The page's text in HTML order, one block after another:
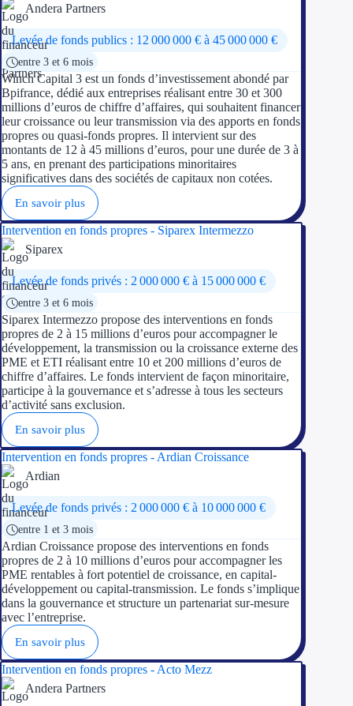
Andera Partners
Levée de fonds publics : 12 000 000 € à 45 000 000 €
entre 3 et 6 mois
Winch Capital 3 est un fonds d’investissement abondé par
Bpifrance, dédié aux entreprises réalisant entre 30 et 300
millions d’euros de chiffre d’affaires, qui souhaitent financer
leur croissance ou leur transmission via des apports en fonds
propres ou quasi-fonds propres. Il intervient sur des
montants de 12 à 45 millions d’euros, pour une durée de 3 à
5 ans, en prenant des participations minoritaires
significatives dans des sociétés de capitaux non cotées.
En savoir plus
Intervention en fonds propres - Siparex Intermezzo
Siparex
Levée de fonds privés : 2 000 000 € à 15 000 000 €
entre 3 et 6 mois
Siparex Intermezzo propose des interventions en fonds
propres de 2 à 15 millions d’euros pour accompagner le
développement, la transmission ou la croissance externe des
PME et ETI réalisant entre 10 et 200 millions d’euros de
chiffre d’affaires. Le fonds intervient de façon minoritaire,
participe à la gouvernance et s’adresse à tous les secteurs
d’activité sans exclusion.
En savoir plus
Intervention en fonds propres - Ardian Croissance
Ardian
Levée de fonds privés : 2 000 000 € à 10 000 000 €
entre 1 et 3 mois
Ardian Croissance propose des interventions en fonds
propres de 2 à 10 millions d’euros pour accompagner les
PME rentables à fort potentiel de croissance, en capital-
développement ou capital-transmission. Le fonds s’implique
dans la gouvernance et structure un partenariat sur-mesure
avec l’entreprise.
En savoir plus
Intervention en fonds propres - Acto Mezz
Andera Partners